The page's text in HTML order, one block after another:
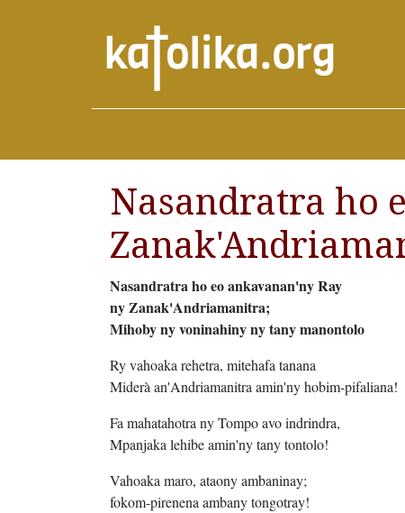
Nasandratra ho
Nasandratra ho eo ankavanan'ny Ray
ny Zanak'Andriamanitra;
Mihoby ny voninahiny ny tany manontolo
Ry vahoaka rehetra, mitehafa tanana
Miderà an'Andriamanitra amin'ny hobim-pifaliana!
Fa mahatahotra ny Tompo avo indrindra,
Mpanjaka lehibe amin'ny tany tontolo!
Vahoaka maro, ataony ambaninay;
fokom-pirenena ambany tongotray!